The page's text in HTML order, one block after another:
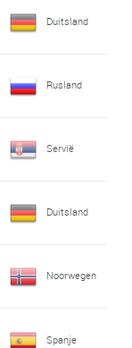
Duitsland
Rusland
Servië
Duitsland
Noorwegen
Spanje